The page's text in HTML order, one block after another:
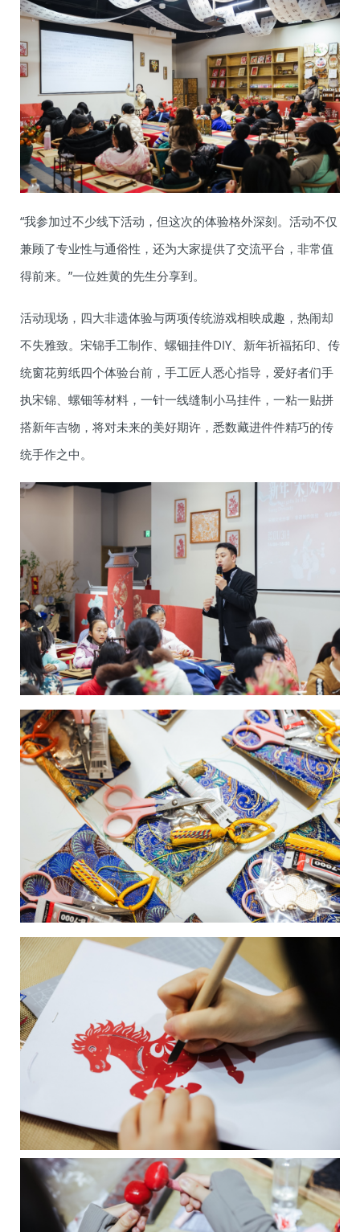
“我参加过不少线下活动，但这次的体验格外深刻。活动不仅
兼顾了专业性与通俗性，还为大家提供了交流平台，非常值
得前来。”一位姓黄的先生分享到。
活动现场，四大非遗体验与两项传统游戏相映成趣，热闹却
不失雅致。宋锦手工制作、螺钿挂件DIY、新年祈福拓印、传
统窗花剪纸四个体验台前，手工匠人悉心指导，爱好者们手
执宋锦、螺钿等材料，一针一线缝制小马挂件，一粘一贴拼
搭新年吉物，将对未来的美好期许，悉数藏进件件精巧的传
统手作之中。